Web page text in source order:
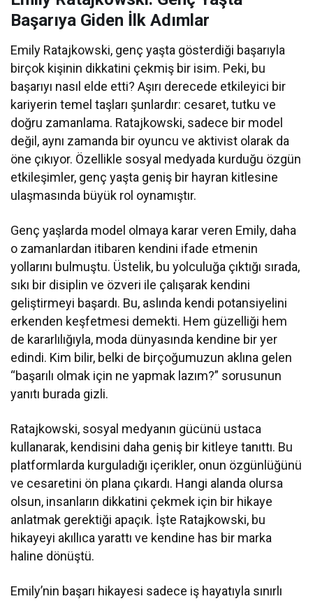
Başarıya Giden İlk Adımlar
Emily Ratajkowski, genç yaşta gösterdiği başarıyla
birçok kişinin dikkatini çekmiş bir isim. Peki, bu
başarıyı nasıl elde etti? Aşırı derecede etkileyici bir
kariyerin temel taşları şunlardır: cesaret, tutku ve
doğru zamanlama. Ratajkowski, sadece bir model
değil, aynı zamanda bir oyuncu ve aktivist olarak da
öne çıkıyor. Özellikle sosyal medyada kurduğu özgün
etkileşimler, genç yaşta geniş bir hayran kitlesine
ulaşmasında büyük rol oynamıştır.
Genç yaşlarda model olmaya karar veren Emily, daha
o zamanlardan itibaren kendini ifade etmenin
yollarını bulmuştu. Üstelik, bu yolculuğa çıktığı sırada,
sıkı bir disiplin ve özveri ile çalışarak kendini
geliştirmeyi başardı. Bu, aslında kendi potansiyelini
erkenden keşfetmesi demekti. Hem güzelliği hem
de kararlılığıyla, moda dünyasında kendine bir yer
edindi. Kim bilir, belki de birçoğumuzun aklına gelen
“başarılı olmak için ne yapmak lazım?” sorusunun
yanıtı burada gizli.
Ratajkowski, sosyal medyanın gücünü ustaca
kullanarak, kendisini daha geniş bir kitleye tanıttı. Bu
platformlarda kurguladığı içerikler, onun özgünlüğünü
ve cesaretini ön plana çıkardı. Hangi alanda olursa
olsun, insanların dikkatini çekmek için bir hikaye
anlatmak gerektiği apaçık. İşte Ratajkowski, bu
hikayeyi akıllıca yarattı ve kendine has bir marka
haline dönüştü.
Emily’nin başarı hikayesi sadece iş hayatıyla sınırlı